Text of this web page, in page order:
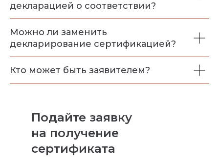
декларацией о соответствии?
Можно ли заменить
декларирование сертификацией?
Кто может быть заявителем?
Подайте заявку
на получение
сертификата